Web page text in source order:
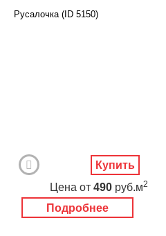
Русалочка (ID 5150)
Подробнее
Цена от 490 руб.м2
Купить